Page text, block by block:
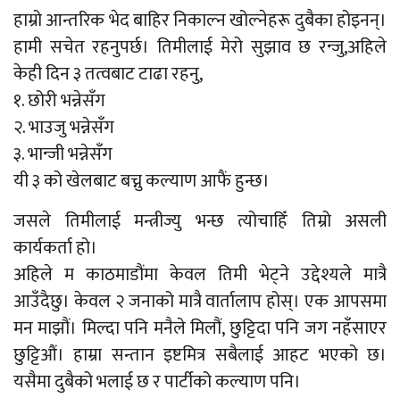
हाम्रो आन्तरिक भेद बाहिर निकाल्न खोल्नेहरू दुबैका होइनन्।
हामी सचेत रहनुपर्छ। तिमीलाई मेरो सुझाव छ रन्जु,अहिले
केही दिन ३ तत्वबाट टाढा रहनु,
१. छोरी भन्नेसँग
२. भाउजु भन्नेसँग
३. भान्जी भन्नेसँग
यी ३ को खेलबाट बच्नु कल्याण आफैं हुन्छ।
जसले तिमीलाई मन्त्रीज्यु भन्छ त्योचाहिँ तिम्रो असली
कार्यकर्ता हो।
अहिले म काठमाडौंमा केवल तिमी भेट्ने उद्देश्यले मात्रै
आउँदैछु। केवल २ जनाको मात्रै वार्तालाप होस्। एक आपसमा
मन माझौं। मिल्दा पनि मनैले मिलौं, छुट्टिदा पनि जग नहँसाएर
छुट्टिऔं। हाम्रा सन्तान इष्टमित्र सबैलाई आहट भएको छ।
यसैमा दुबैको भलाई छ र पार्टीको कल्याण पनि।